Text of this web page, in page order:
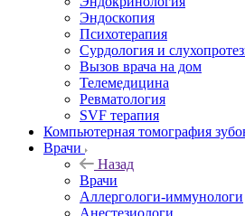
Эндоскопия
Психотерапия
Сурдология и
Вызов врача на дом
Телемедицина
Ревматология
SVF терапия
Компьютерная томография
Врачи
Назад
Врачи
Аллергологи-иммунологи
Анестезиологи